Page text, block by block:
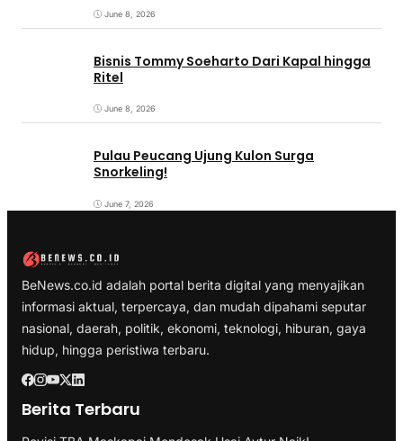
June 8, 2026
Bisnis Tommy Soeharto Dari Kapal hingga
Ritel
June 8, 2026
Pulau Peucang Ujung Kulon Surga
Snorkeling!
June 7, 2026
BeNews.co.id adalah portal berita digital yang menyajikan
informasi aktual, terpercaya, dan mudah dipahami seputar
nasional, daerah, politik, ekonomi, teknologi, hiburan, gaya
hidup, hingga peristiwa terbaru.
Berita Terbaru